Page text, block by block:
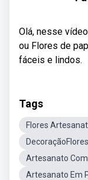
Olá, nesse
ou Flores de
fáceis e lindos.
Tags
Flores
Artesanato
Artesanato Em